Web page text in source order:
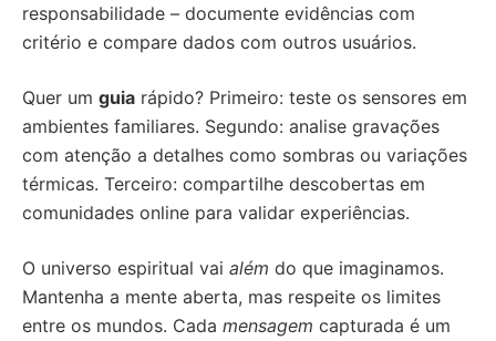
responsabilidade – documente evidências com
critério e compare dados com outros usuários.
Quer um guia rápido? Primeiro: teste os sensores em
ambientes familiares. Segundo: analise gravações
com atenção a detalhes como sombras ou variações
térmicas. Terceiro: compartilhe descobertas em
comunidades online para validar experiências.
O universo espiritual vai além do que imaginamos.
Mantenha a mente aberta, mas respeite os limites
entre os mundos. Cada mensagem capturada é um